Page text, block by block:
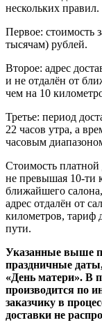
нескольких правил.
Первое: стоимость
тысячам) рублей.
Второе: адрес
и не отдалён от
чем на 10
Третье: период
22 часов утра, а
часовым
Стоимость платной
не превышая 10-ти
ближайшего
адрес отдалён от
километров, тариф
пути.
Указанные выше
праздничные
«День матери». В
производится по
заказчику в
доставки не